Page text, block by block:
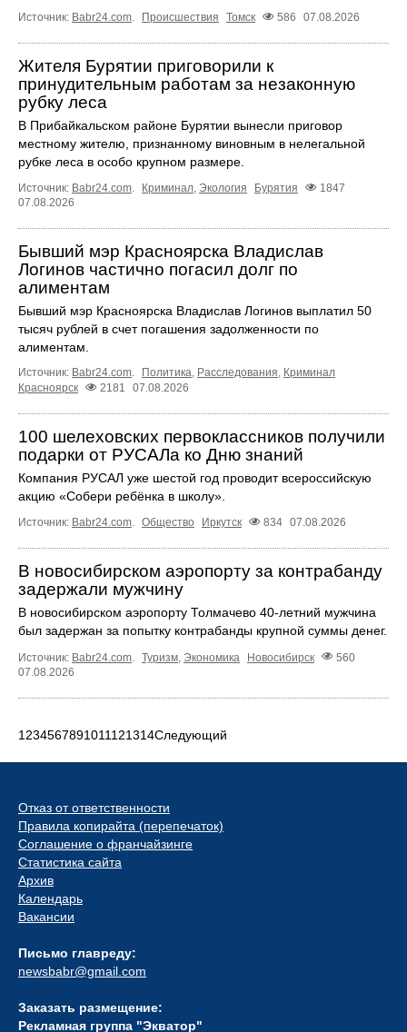
Источник: Babr24.com. Происшествия Томск 586 07.08.2026
Жителя Бурятии приговорили к
принудительным работам за незаконную
рубку леса
В Прибайкальском районе Бурятии вынесли приговор
местному жителю, признанному виновным в нелегальной
рубке леса в особо крупном размере.
Источник: Babr24.com. Криминал, Экология Бурятия
1847
07.08.2026
Бывший мэр Красноярска Владислав
Логинов частично погасил долг по
алиментам
Бывший мэр Красноярска Владислав Логинов выплатил 50
тысяч рублей в счет погашения задолженности по
алиментам.
Источник: Babr24.com. Политика, Расследования, Криминал
Красноярск
2181 07.08.2026
100 шелеховских первоклассников получили
подарки от РУСАЛа ко Дню знаний
Компания РУСАЛ уже шестой год проводит всероссийскую
акцию «Собери ребёнка в школу».
Источник: Babr24.com. Общество Иркутск 834 07.08.2026
В новосибирском аэропорту за контрабанду
задержали мужчину
В новосибирском аэропорту Толмачево 40-летний мужчина
был задержан за попытку контрабанды крупной суммы денег.
Источник: Babr24.com Туризм Экономика Новосибирск
560
07.08.2026
1 234567891011121314Следующий
Отказ от ответственности
Правила копирайта (перепечаток)
Соглашение о франчайзинге
Статистика сайта
Архив
Календарь
Вакансии
Письмо главреду:
newsbabr@gmail.com
Заказать размещение:
Рекламная группа "Экватор"